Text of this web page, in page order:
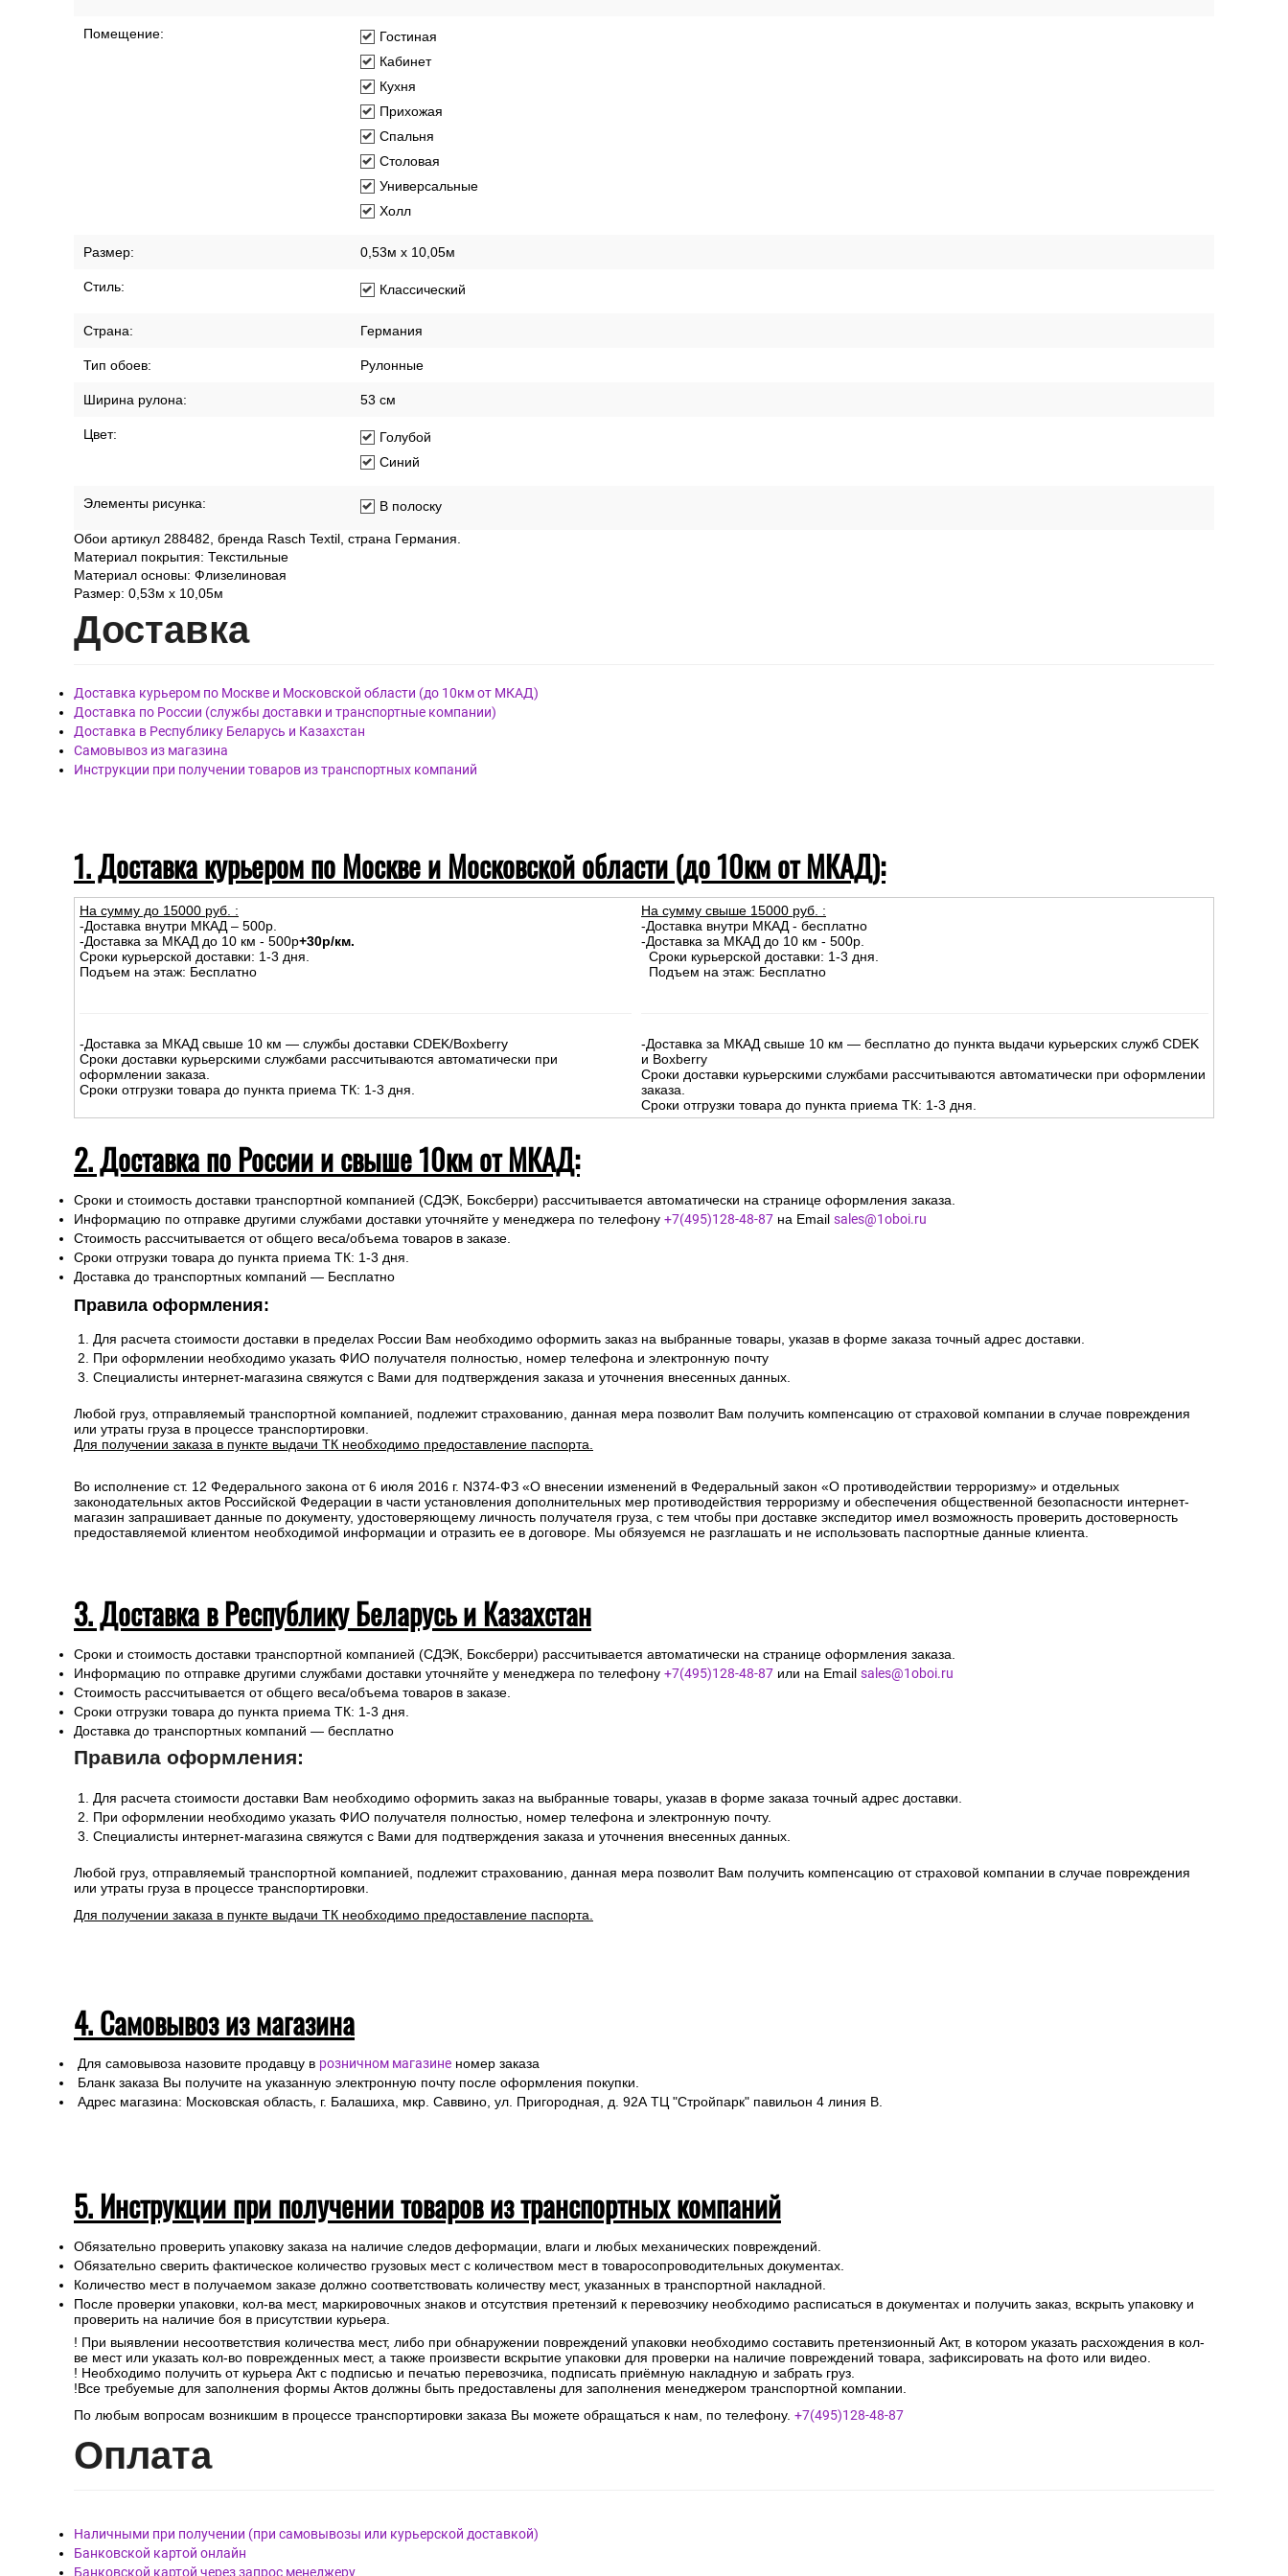
Помещение:
Гостиная
Кабинет
Кухня
Прихожая
Спальня
Столовая
Универсальные
Холл
Размер: 0,53м x 10,05м
Стиль: Классический
Страна: Германия
Тип обоев: Рулонные
Ширина рулона: 53 см
Цвет:
Голубой
Синий
Элементы рисунка: В полоску
Обои артикул 288482, бренда Rasch Textil, страна Германия.
Материал покрытия: Текстильные
Материал основы: Флизелиновая
Размер: 0,53м x 10,05м
Доставка
Доставка курьером по Москве и Московской области (до 10км от МКАД)
Доставка по России (службы доставки и транспортные компании)
Доставка в Республику Беларусь и Казахстан
Самовывоз из магазина
Инструкции при получении товаров из транспортных компаний
1. Доставка курьером по Москве и Московской области (до 10км от МКАД):
На сумму до 15000 руб. :
-Доставка внутри МКАД – 500р.
-Доставка за МКАД до 10 км - 500р+30р/км.
Сроки курьерской доставки: 1-3 дня.
Подъем на этаж: Бесплатно
-Доставка за МКАД свыше 10 км — службы доставки CDEK/Boxberry
Сроки доставки курьерскими службами рассчитываются автоматически при
оформлении заказа.
Сроки отгрузки товара до пункта приема ТК: 1-3 дня.
На сумму свыше 15000 руб. :
-Доставка внутри МКАД - бесплатно
-Доставка за МКАД до 10 км - 500р.
Сроки курьерской доставки: 1-3 дня.
Подъем на этаж: Бесплатно
-Доставка за МКАД свыше 10 км — бесплатно до пункта выдачи курьерских служб CDEK
и Boxberry
Сроки доставки курьерскими службами рассчитываются автоматически при оформлении
заказа.
Сроки отгрузки товара до пункта приема ТК: 1-3 дня.
2. Доставка по России и свыше 10км от МКАД:
Сроки и стоимость доставки транспортной компанией (СДЭК, Боксберри) рассчитывается автоматически на странице оформления заказа.
Информацию по отправке другими службами доставки уточняйте у менеджера по телефону +7(495)128-48-87 на Email sales@1oboi.ru
Стоимость рассчитывается от общего веса/объема товаров в заказе.
Сроки отгрузки товара до пункта приема ТК: 1-3 дня.
Доставка до транспортных компаний — Бесплатно
Правила оформления:
Для расчета стоимости доставки в пределах России Вам необходимо оформить заказ на выбранные товары, указав в форме заказа точный адрес доставки.
При оформлении необходимо указать ФИО получателя полностью, номер телефона и электронную почту
Специалисты интернет-магазина свяжутся с Вами для подтверждения заказа и уточнения внесенных данных.
Любой груз, отправляемый транспортной компанией, подлежит страхованию, данная мера позволит Вам получить компенсацию от страховой компании в случае повреждения
или утраты груза в процессе транспортировки.
Для получении заказа в пункте выдачи ТК необходимо предоставление паспорта.
Во исполнение ст. 12 Федерального закона от 6 июля 2016 г. N374-ФЗ «О внесении изменений в Федеральный закон «О противодействии терроризму» и отдельных
законодательных актов Российской Федерации в части установления дополнительных мер противодействия терроризму и обеспечения общественной безопасности интернет-
магазин запрашивает данные по документу, удостоверяющему личность получателя груза, с тем чтобы при доставке экспедитор имел возможность проверить достоверность
предоставляемой клиентом необходимой информации и отразить ее в договоре. Мы обязуемся не разглашать и не использовать паспортные данные клиента.
3. Доставка в Республику Беларусь и Казахстан
Сроки и стоимость доставки транспортной компанией (СДЭК, Боксберри) рассчитывается автоматически на странице оформления заказа.
Информацию по отправке другими службами доставки уточняйте у менеджера по телефону +7(495)128-48-87 или на Email sales@1oboi.ru
Стоимость рассчитывается от общего веса/объема товаров в заказе.
Сроки отгрузки товара до пункта приема ТК: 1-3 дня.
Доставка до транспортных компаний — бесплатно
Правила оформления:
Для расчета стоимости доставки Вам необходимо оформить заказ на выбранные товары, указав в форме заказа точный адрес доставки.
При оформлении необходимо указать ФИО получателя полностью, номер телефона и электронную почту.
Специалисты интернет-магазина свяжутся с Вами для подтверждения заказа и уточнения внесенных данных.
Любой груз, отправляемый транспортной компанией, подлежит страхованию, данная мера позволит Вам получить компенсацию от страховой компании в случае повреждения
или утраты груза в процессе транспортировки.
Для получении заказа в пункте выдачи ТК необходимо предоставление паспорта.
4. Самовывоз из магазина
Для самовывоза назовите продавцу в розничном магазине номер заказа
Бланк заказа Вы получите на указанную электронную почту после оформления покупки.
Адрес магазина: Московская область, г. Балашиха, мкр. Саввино, ул. Пригородная, д. 92А ТЦ "Стройпарк" павильон 4 линия В.
5. Инструкции при получении товаров из транспортных компаний
Обязательно проверить упаковку заказа на наличие следов деформации, влаги и любых механических повреждений.
Обязательно сверить фактическое количество грузовых мест с количеством мест в товаросопроводительных документах.
Количество мест в получаемом заказе должно соответствовать количеству мест, указанных в транспортной накладной.
После проверки упаковки, кол-ва мест, маркировочных знаков и отсутствия претензий к перевозчику необходимо расписаться в документах и получить заказ, вскрыть упаковку и
проверить на наличие боя в присутствии курьера.
! При выявлении несоответствия количества мест, либо при обнаружении повреждений упаковки необходимо составить претензионный Акт, в котором указать расхождения в кол-
ве мест или указать кол-во поврежденных мест, а также произвести вскрытие упаковки для проверки на наличие повреждений товара, зафиксировать на фото или видео.
! Необходимо получить от курьера Акт с подписью и печатью перевозчика, подписать приёмную накладную и забрать груз.
!Все требуемые для заполнения формы Актов должны быть предоставлены для заполнения менеджером транспортной компании.
По любым вопросам возникшим в процессе транспортировки заказа Вы можете обращаться к нам, по телефону. +7(495)128-48-87
Оплата
Наличными при получении (при самовывозы или курьерской доставкой)
Банковской картой онлайн
Банковской картой через запрос менеджеру